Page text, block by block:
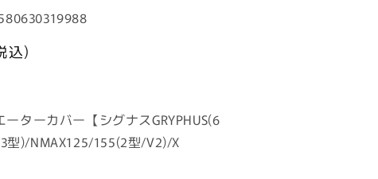
込)
ーターカバー【シグナスGRYPHUS(6
型)/NMAX125/155(2型/V2)/X